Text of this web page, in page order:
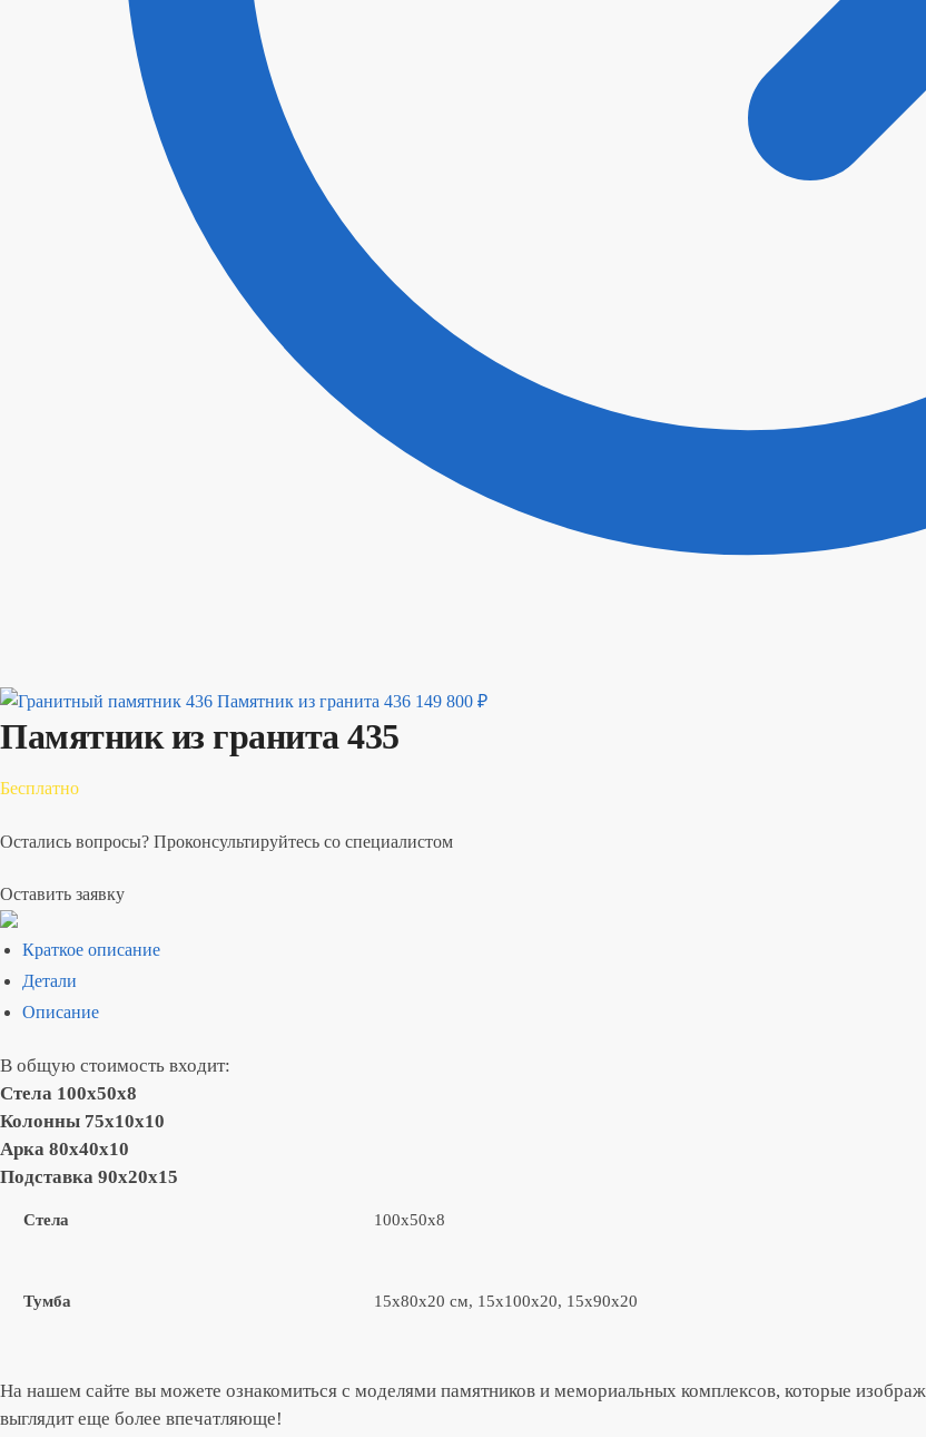
Памятник из гранита 436 149 800 ₽
Памятник из гранита 435
Бесплатно
Остались вопросы? Проконсультируйтесь со специалистом
Оставить заявку
Краткое описание
Детали
Описание
В общую стоимость входит:
Cтела 100х50х8
Колонны 75х10х10
Арка 80х40х10
Подставка 90х20х15
Стела 100х50х8
Тумба 15х80х20 см, 15х100х20, 15х90х20
На нашем сайте вы можете ознакомиться с моделями памятников и мемориальных комплексов, которые
выглядит еще более впечатляюще!